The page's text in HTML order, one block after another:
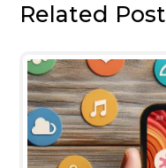
Related Post